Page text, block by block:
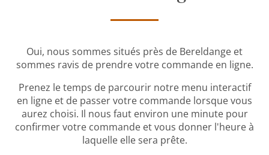
Oui, nous sommes situés près de Bereldange et
sommes ravis de prendre votre commande en ligne.
Prenez le temps de parcourir notre menu interactif
en ligne et de passer votre commande lorsque vous
aurez choisi. Il nous faut environ une minute pour
confirmer votre commande et vous donner l'heure à
laquelle elle sera prête.